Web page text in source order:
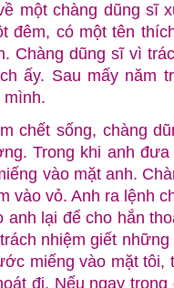
một chàng dũng sĩ
đêm, có một tên
Chàng dũng sĩ vì
ấy. Sau mấy năm
chết sống, chàng
Trong khi anh
vào mặt anh.
vào vỏ. Anh ra lệnh
lại để cho hắn
nhiệm giết
miếng vào mặt
đi. Nếu ngay